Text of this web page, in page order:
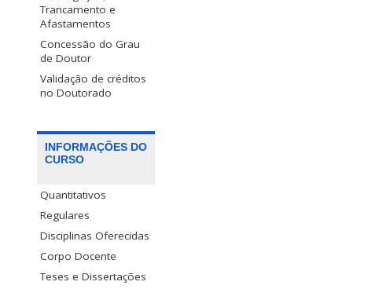
Trancamento e
Afastamentos
Concessão do Grau
de Doutor
Validação de créditos
no Doutorado
INFORMAÇÕES DO
CURSO
Quantitativos
Regulares
Disciplinas Oferecidas
Corpo Docente
Teses e Dissertações